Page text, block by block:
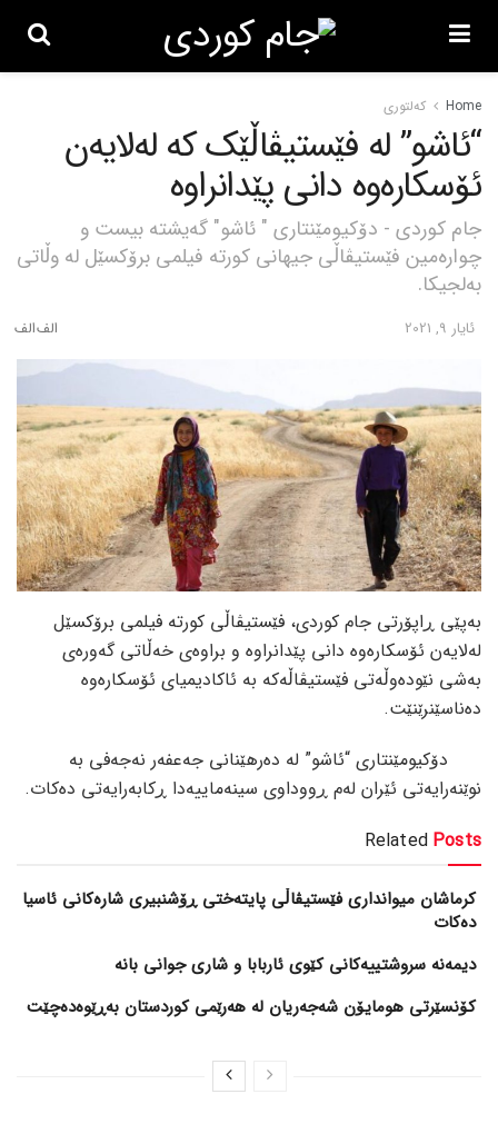
Home کەلتوری
“ئاشو” لە فێستیڤاڵێک کە لەلایەن
ئۆسکارەوە دانی پێدانراوە
جام کوردی - دۆکیومێنتاری " ئاشو" گەیشتە بیست و
چوارەمین فێستیڤاڵی جیهانی کورتە فیلمی برۆکسێل لە وڵاتی
بەلجیکا.
ئایار 9, 2021
بەپێی ڕاپۆرتی جام کوردی، فێستیڤاڵی کورتە فیلمی برۆکسێل
لەلایەن ئۆسکارەوە دانی پێدانراوە و براوەی خەڵاتی گەورەی
بەشی نێودەوڵەتی فێستیڤاڵەکە بە ئاکادیمیای ئۆسکارەوە
دەناسێنرێنێت.
دۆکیومێنتاری “ئاشو” لە دەرهێنانی جەعفەر نەجەفی بە
نوێنەرایەتی ئێران لەم ڕووداوی سینەماییەدا ڕکابەرایەتی دەکات.
Related Posts
کرماشان میوانداری فێستیڤاڵی پایتەختی ڕۆشنبیری شارەکانی ئاسیا
دەکات
کۆنسێرتی هومایۆن شەجەریان لە هەرێمی کوردستان بەڕێوەدەچێت